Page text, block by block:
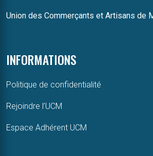
Union des Commerçants et Artisans de
INFORMATIONS
Politique de confidentialité
Rejoindre l’UCM
Espace Adhérent UCM